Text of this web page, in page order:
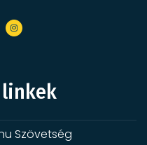
linkek
Szövetség